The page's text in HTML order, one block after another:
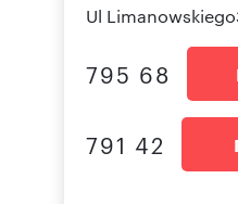
Ul
795 68
791 42